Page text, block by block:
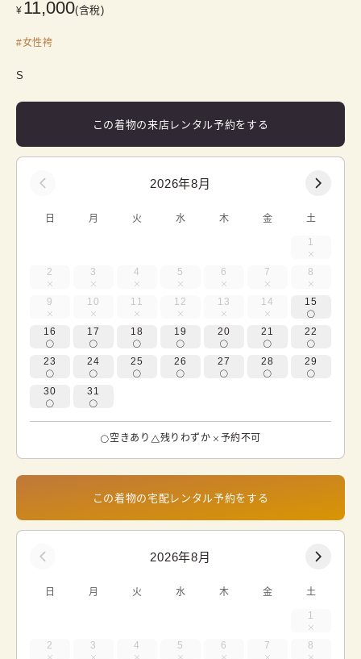
¥ 11,000(含稅)
#女性袴
S
この着物の来店レンタル予約をする
2026年8月
日 月 火 水 木 金 土
1
2 3 4 5 6 7 8
9 10 11 12 13 14 15
16 17 18 19 20 21 22
23 24 25 26 27 28 29
30 31
空きあり 残りわずか 予約不可
この着物の宅配レンタル予約をする
2026年8月
日 月 火 水 木 金 土
1
2 3 4 5 6 7 8